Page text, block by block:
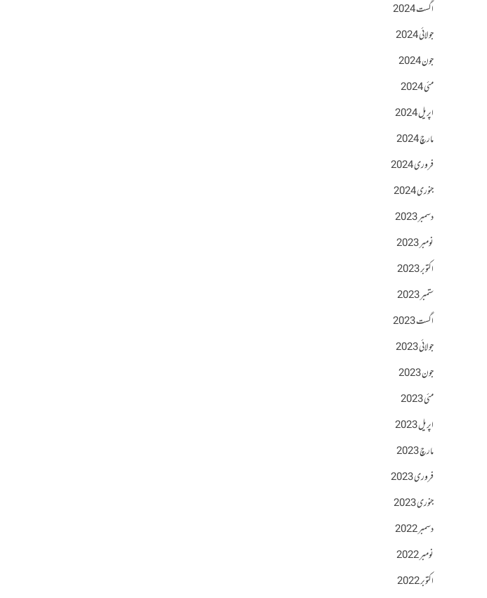
اگست 2024
جولائی 2024
جون 2024
مئی 2024
اپریل 2024
مارچ 2024
فروری 2024
جنوری 2024
دسمبر 2023
نومبر 2023
اکتوبر 2023
ستمبر 2023
اگست 2023
جولائی 2023
جون 2023
مئی 2023
اپریل 2023
مارچ 2023
فروری 2023
جنوری 2023
دسمبر 2022
نومبر 2022
اکتوبر 2022